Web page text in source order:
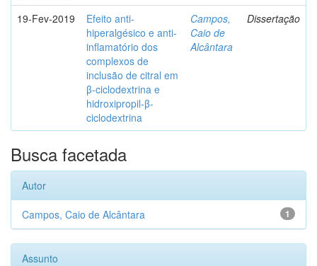
19-Fev-2019
Efeito anti-
hiperalgésico e anti-
inflamatório dos
complexos de
inclusão de citral em
β-ciclodextrina e
hidroxipropil-β-
ciclodextrina
Campos,
Caio de
Alcântara
Dissertação
Busca facetada
Autor
1
Campos, Caio de Alcântara
Assunto